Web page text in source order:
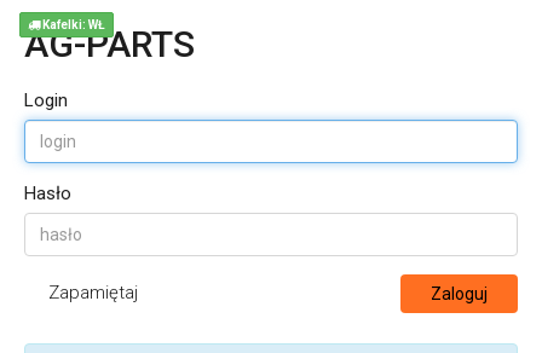
AG-PARTS
Login
Hasło
Zapamiętaj Zaloguj
Kafelki: WŁ